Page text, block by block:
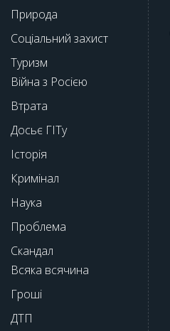
Природа
Соціальний захист
Туризм
Війна з Росією
Втрата
Досьє ГІТу
Історія
Кримінал
Наука
Проблема
Скандал
Всяка всячина
Гроші
ДТП